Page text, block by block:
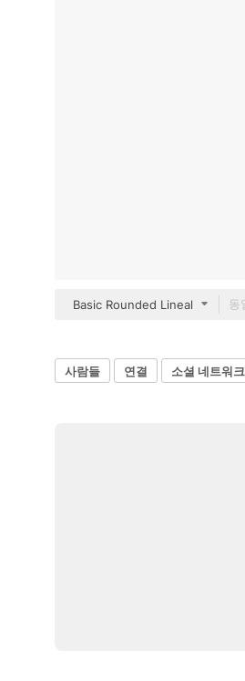
Basic Rounded Lineal
사람들 연결 소셜 네트워크